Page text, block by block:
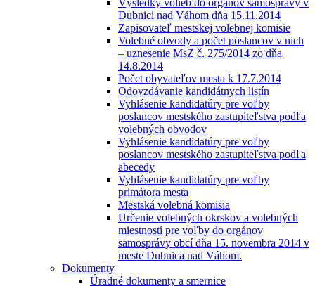
Výsledky volieb do orgánov samosprávy v
Dubnici nad Váhom dňa 15.11.2014
Zapisovateľ mestskej volebnej komisie
Volebné obvody a počet poslancov v nich
– uznesenie MsZ č. 275/2014 zo dňa
14.8.2014
Počet obyvateľov mesta k 17.7.2014
Odovzdávanie kandidátnych listín
Vyhlásenie kandidatúry pre voľby
poslancov mestského zastupiteľstva podľa
volebných obvodov
Vyhlásenie kandidatúry pre voľby
poslancov mestského zastupiteľstva podľa
abecedy
Vyhlásenie kandidatúry pre voľby
primátora mesta
Mestská volebná komisia
Určenie volebných okrskov a volebných
miestností pre voľby do orgánov
samosprávy obcí dňa 15. novembra 2014 v
meste Dubnica nad Váhom.
Dokumenty
Úradné dokumenty a smernice